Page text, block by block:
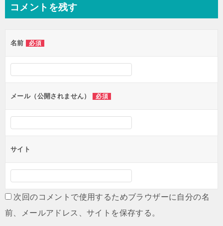
ビ
ー
シ
ン
コメントを残す
名前 必須
メール（公開されません） 必須
サイト
次回のコメントで使用するためブラウザーに自分の名
前、メールアドレス、サイトを保存する。